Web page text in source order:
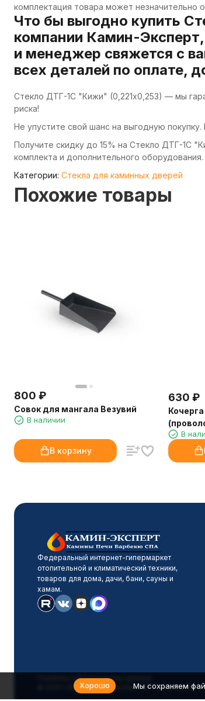
комплектация товара может незначительно
Что бы выгодно купить
компании Камин-
и менеджер свяжется с
всех деталей по оплате,
Стекло ДТГ-1С "Кижи" (0,221х0,253) — мы
риска!
Не упустите свой шанс на выгодную
Получите скидку до 15% на Стекло ДТГ-1С
комплекта и дополнительного оборудования.
Категории: Стекла для каминных дверей
Похожие товары
800 ₽
Совок для мангала Везувий
В наличии
В корзину
630 ₽
В
Федеральный интернет-гипермаркет
отопительной и климатический техники,
товаров для дома, дачи, бани, сауны и
хамам.
Политика персональных данных
© 2001-2026 Камин-Эксперт ИП Понюхов В.
Хорошо Мы сохраняем